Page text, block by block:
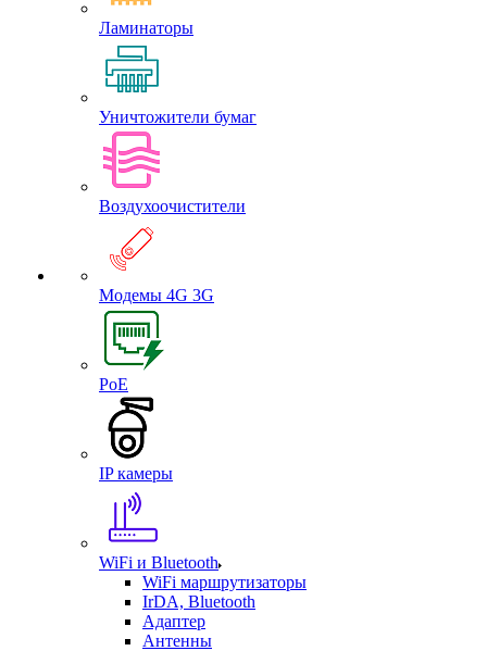
Ламинаторы
Уничтожители бумаг
Воздухоочистители
Модемы 4G 3G
PoE
IP камеры
WiFi и Bluetooth
WiFi маршрутизаторы
IrDA, Bluetooth
Адаптер
Антенны